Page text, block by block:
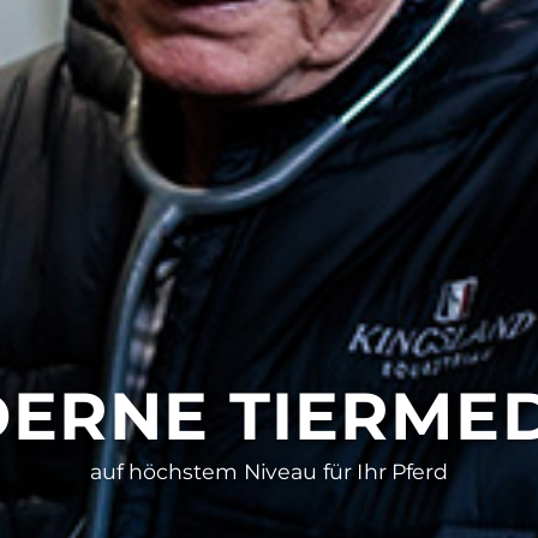
auf höchstem Niveau für Ihr Pferd